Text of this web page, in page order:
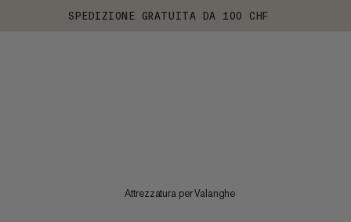
SPEDIZIONE GRATUITA DA 100 CHF
Attrezzatura per Valanghe